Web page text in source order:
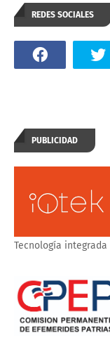
REDES SOCIALES
PUBLICIDAD
Tecnología